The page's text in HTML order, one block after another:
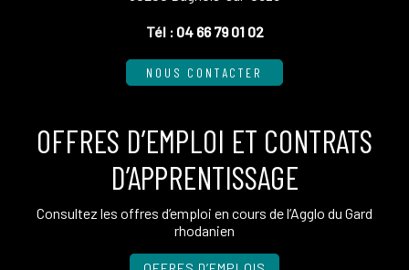
Tél : 04 66 79 01 02
NOUS CONTACTER
OFFRES D’EMPLOI ET CONTRATS
D’APPRENTISSAGE
Consultez les offres d’emploi en cours de l’Agglo du Gard
rhodanien